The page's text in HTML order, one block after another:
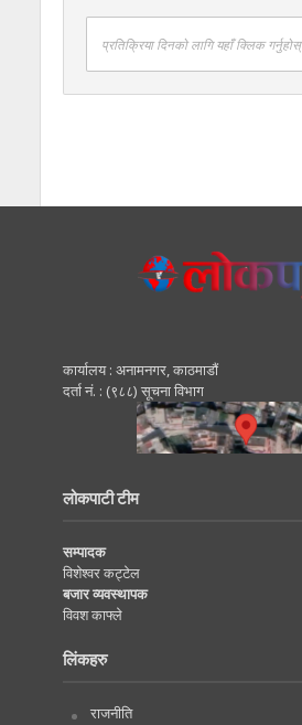
प्रतिक्रिया दिनको लागि यहाँ क्लिक गर्नुहोस्
कार्यालय : अनामनगर, काठमाडाैं
दर्ता नं. : (९८८) सूचना विभाग
लोकपाटी टीम
सम्पादक
विशेश्वर कट्टेल
बजार व्यवस्थापक
विवश काफ्ले
लिंकहरु
राजनीति